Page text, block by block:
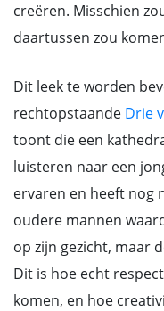
creëren. Misschien
daartussen zou
Dit leek te worden
rechtopstaande Drie
toont die een
luisteren naar een
ervaren en heeft nog
oudere mannen
op zijn gezicht, maar
Dit is hoe echt
komen, en hoe